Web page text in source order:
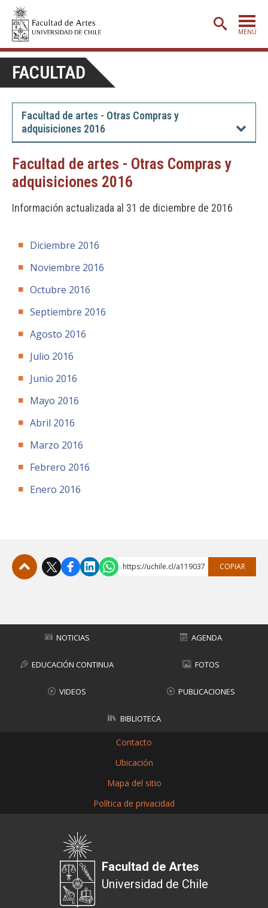
MENÚ
ADMISIÓN
ETAPA BÁSICA
POSTGRADO
EXTENSIÓN
CREACIÓNE INVESTIGACIÓN
DEPARTAMENTOS
FACULTAD
Facultad de artes - Otras Compras y
adquisiciones 2016
Facultad de artes - Otras Compras y
adquisiciones 2016
Información actualizada al 31 de diciembre de 2016
Diciembre 2016
Noviembre 2016
Octubre 2016
Septiembre 2016
Agosto 2016
Julio 2016
Junio 2016
Mayo 2016
Abril 2016
Marzo 2016
Febrero 2016
Enero 2016
https://uchile.cl/a119037 COPIAR
NOTICIAS AGENDA
EDUCACIÓN CONTINUA FOTOS
VIDEOS PUBLICACIONES
BIBLIOTECA
Contacto
Ubicación
Mapa del sitio
Política de privacidad
Facultad de Artes
Universidad de Chile